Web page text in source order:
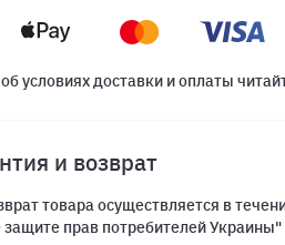
условиях доставки и оплаты
и возврат
товара осуществляется в
прав потребителей Украины"